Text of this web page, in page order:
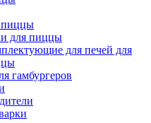
пиццы
для пиццы
для печей для
гамбургеров